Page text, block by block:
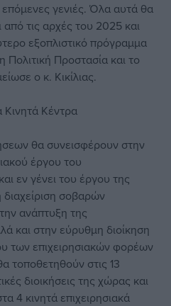
γενιές. Όλα αυτά θα
τις αρχές του 2025 και
εξοπλιστικό πρόγραμμα
Πολιτική Προστασία και το
ο κ. Κικίλιας.
Κινητά Κέντρα
θα συνεισφέρουν στην
έργου του
εν γένει του έργου της
σοβαρών
ανάπτυξη της
και στην εύρυθμη διοίκηση
των επιχειρησιακών φορέων
τοποθετηθούν στις 13
διοικήσεις της χώρας και
4 κινητά επιχειρησιακά